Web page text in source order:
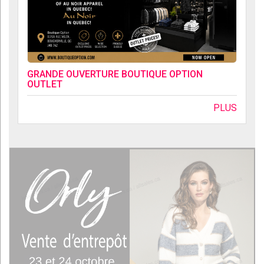
GRANDE OUVERTURE BOUTIQUE OPTION
OUTLET
PLUS